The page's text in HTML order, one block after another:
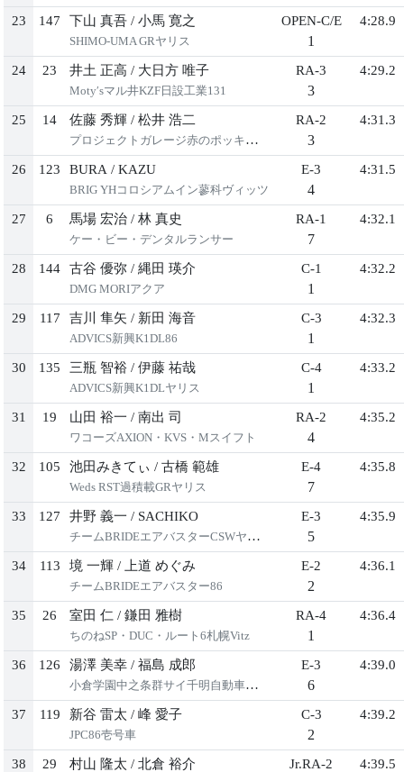
23 147 下山 真吾 / 小馬 寛之
SHIMO-UMA GRヤリス
OPEN-C/E
1
4:28.9
24 23 井土 正高 / 大日方 唯子
Мoty′sマル井KZF日設工業131
RA-3
3
4:29.2
25 14 佐藤 秀輝 / 松井 浩二
プロジェクトガレージ赤のポッキンアルト号
RA-2
3
4:31.3
26 123 BURA / KAZU
BRIG YHコロシアムイン蓼科ヴィッツ
E-3
4
4:31.5
27 6 馬場 宏治 / 林 真史
ケー・ビー・デンタルランサー
RA-1
7
4:32.1
28 144 古谷 優弥 / 縄田 瑛介
DMG MORIアクア
C-1
1
4:32.2
29 117 吉川 隼矢 / 新田 海音
ADVICS新興K1DL86
C-3
1
4:32.3
30 135 三瓶 智裕 / 伊藤 祐哉
ADVICS新興K1DLヤリス
C-4
1
4:33.2
31 19 山田 裕一 / 南出 司
ワコーズAXIОN・KVS・Mスイフト
RA-2
4
4:35.2
32 105 池田みきてぃ / 古橋 範雄
Weds RST過積載GRヤリス
E-4
7
4:35.8
33 127 井野 義一 / SACHIKO
チームBRIDEエアバスターCSWヤリス
E-3
5
4:35.9
34 113 境 一輝 / 上道 めぐみ
チームBRIDEエアバスター86
E-2
2
4:36.1
35 26 室田 仁 / 鎌田 雅樹
ちのねSP・DUC・ルート6札幌Vitz
RA-4
1
4:36.4
36 126 湯澤 美幸 / 福島 成郎
小倉学園中之条群サイ千明自動車ヤリス
E-3
6
4:39.0
37 119 新谷 雷太 / 峰 愛子
JPC86壱号車
C-3
2
4:39.2
38 29 村山 隆太 / 北倉 裕介 Jr.RA-2 4:39.5